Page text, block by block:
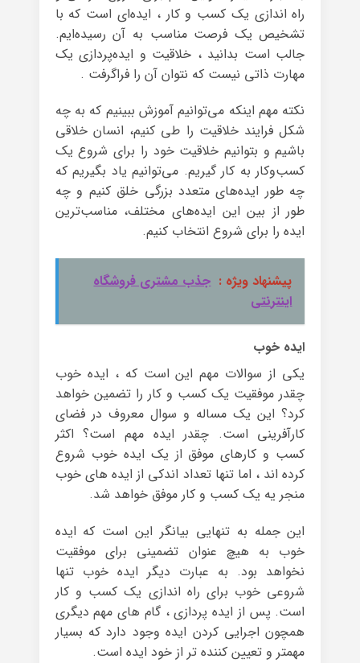
راه اندازی یک کسب و کار ، ایده‌ای است که با
تشخیص یک فرصت مناسب به آن رسیده‌ایم.
جالب است بدانید ، خلاقیت و ایده‌پردازی یک
مهارت ذاتی نیست که نتوان آن را فراگرفت .
نکته مهم اینکه می‌توانیم آموزش ببینیم که به چه
شکل فرایند خلاقیت را طی کنیم، انسان خلاقی
باشیم و بتوانیم خلاقیت خود را برای شروع یک
کسب‌وکار به کار گیریم. می‌توانیم یاد بگیریم که
چه طور ایده‌های متعدد بزرگی خلق کنیم و چه
طور از بین این ایده‌های مختلف، مناسب‌ترین
ایده را برای شروع انتخاب کنیم.
پیشنهاد ویژه : جذب مشتری فروشگاه
اینترنتی
ایده خوب
یکی از سوالات مهم این است که ، ایده خوب
چقدر موفقیت یک کسب و کار را تضمین خواهد
کرد؟ این یک مساله و سوال معروف در فضای
کارآفرینی است. چقدر ایده مهم است؟ اکثر
کسب و کارهای موفق از یک ایده خوب شروع
کرده اند ، اما تنها تعداد اندکی از ایده های خوب
منجر یه یک کسب و کار موفق خواهد شد.
این جمله به تنهایی بیانگر این است که ایده
خوب به هیچ عنوان تضمینی برای موفقیت
نخواهد بود. به عبارت دیگر ایده خوب تنها
شروعی خوب برای راه اندازی یک کسب و کار
است. پس از ایده پردازی ، گام های مهم دیگری
همچون اجرایی کردن ایده وجود دارد که بسیار
مهمتر و تعیین کننده تر از خود ایده است.